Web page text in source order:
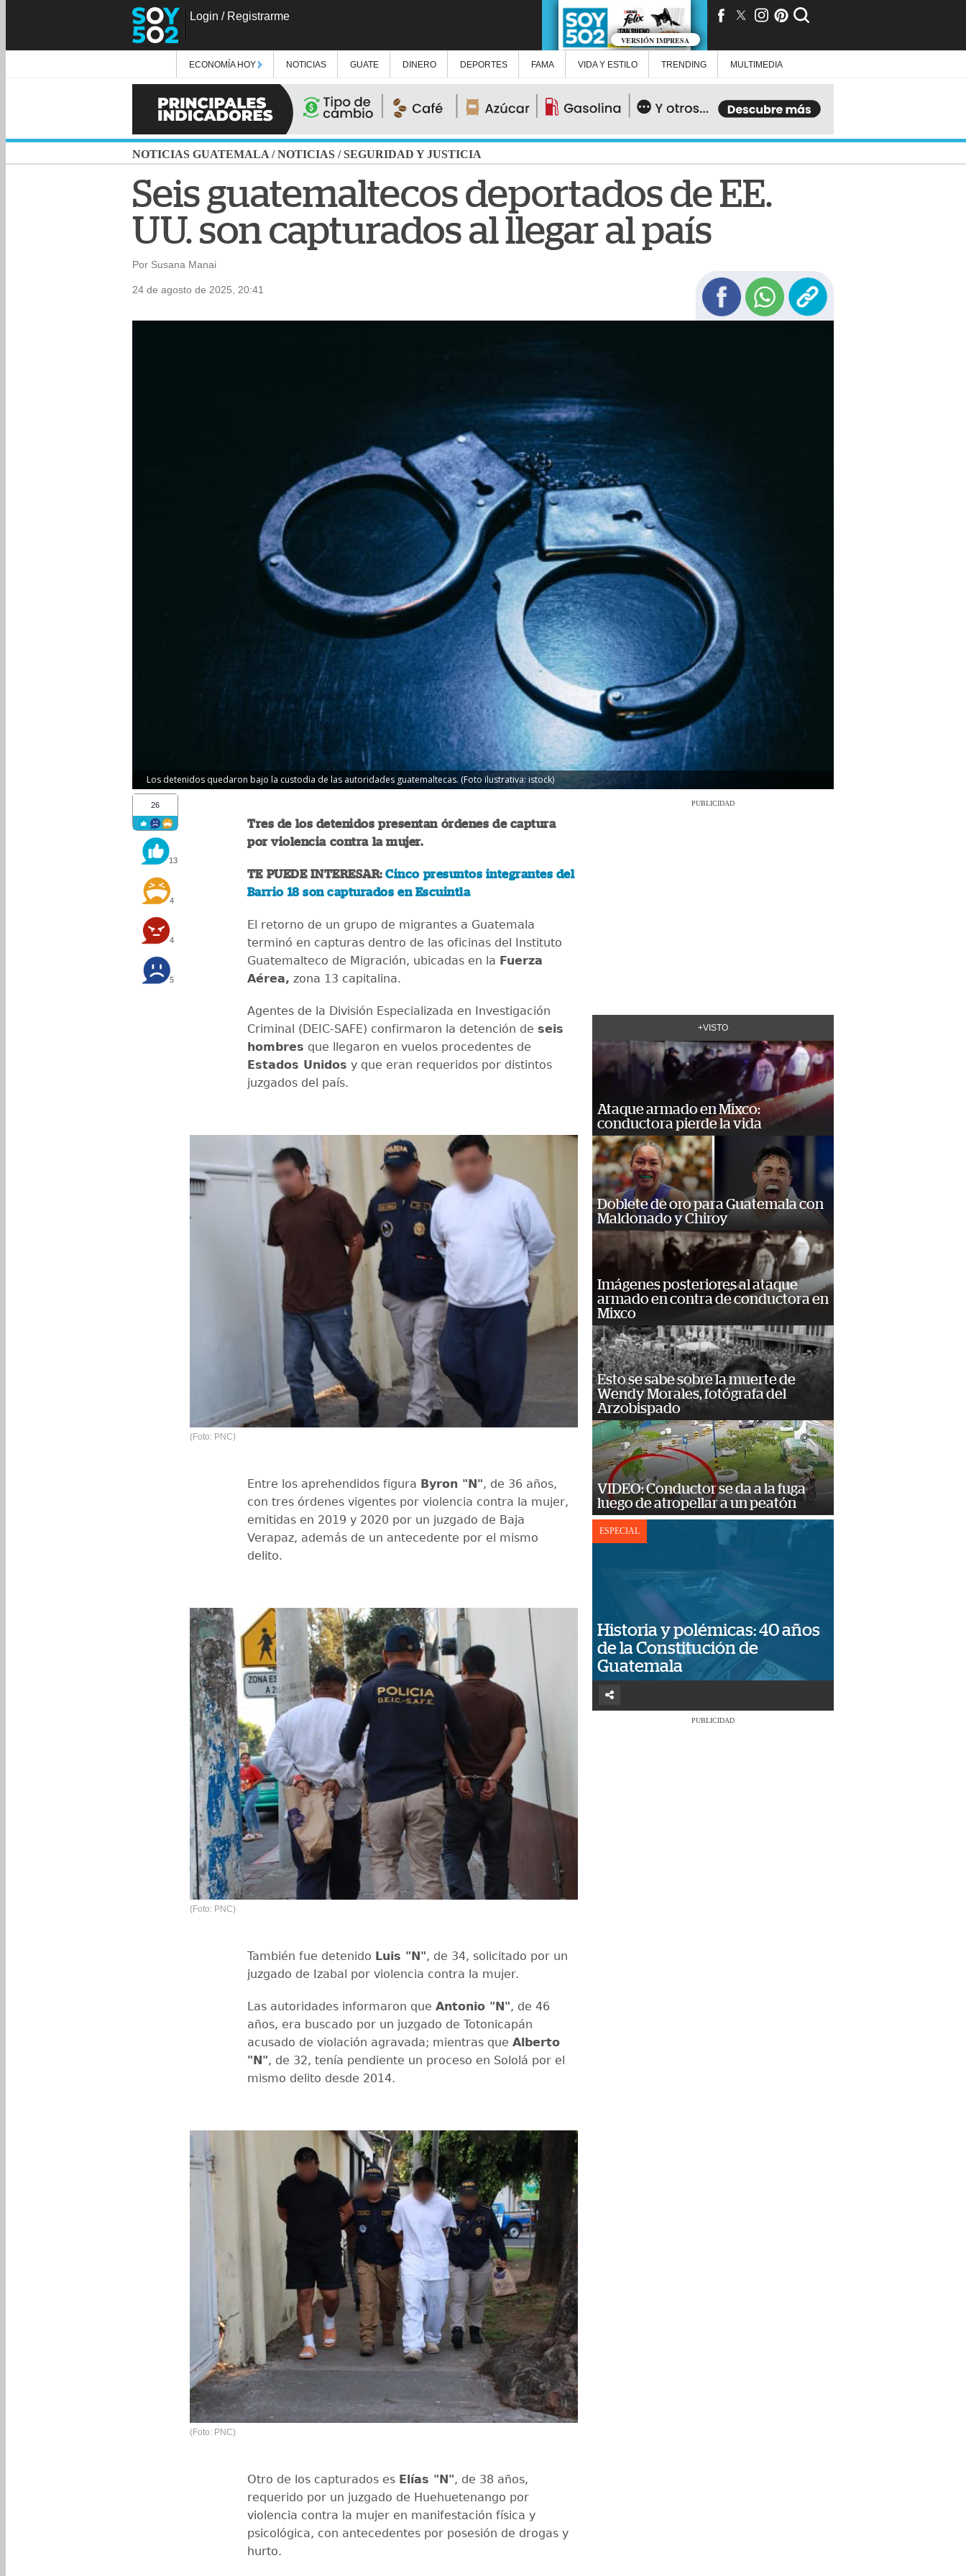
Login / Registrarme
VERSIÓN IMPRESA
ECONOMÍA HOY NOTICIAS GUATE DINERO DEPORTES FAMA VIDA Y ESTILO TRENDING MULTIMEDIA
NOTICIAS GUATEMALA /NOTICIAS /SEGURIDAD Y JUSTICIA
Seis guatemaltecos deportados de EE.
UU. son capturados al llegar al país
Por Susana Manai
24 de agosto de 2025, 20:41
Los detenidos quedaron bajo la custodia de las autoridades guatemaltecas. (Foto ilustrativa: istock)
26
13
4
4
5
Tres de los detenidos presentan órdenes de captura
por violencia contra la mujer.
TE PUEDE INTERESAR:Cinco presuntos integrantes del
Barrio 18 son capturados en Escuintla
El retorno de un grupo de migrantes a Guatemala
terminó en capturas dentro de las oficinas del Instituto
Guatemalteco de Migración, ubicadas en la Fuerza
Aérea, zona 13 capitalina.
Agentes de la División Especializada en Investigación
Criminal (DEIC-SAFE) confirmaron la detención de seis
hombres que llegaron en vuelos procedentes de
Estados Unidos y que eran requeridos por distintos
juzgados del país.
(Foto: PNC)
Entre los aprehendidos figura Byron "N", de 36 años,
con tres órdenes vigentes por violencia contra la mujer,
emitidas en 2019 y 2020 por un juzgado de Baja
Verapaz, además de un antecedente por el mismo
delito.
(Foto: PNC)
También fue detenido Luis "N", de 34, solicitado por un
juzgado de Izabal por violencia contra la mujer.
Las autoridades informaron que Antonio "N", de 46
años, era buscado por un juzgado de Totonicapán
acusado de violación agravada; mientras que Alberto
"N", de 32, tenía pendiente un proceso en Sololá por el
mismo delito desde 2014.
(Foto: PNC)
Otro de los capturados es Elías "N", de 38 años,
requerido por un juzgado de Huehuetenango por
violencia contra la mujer en manifestación física y
psicológica, con antecedentes por posesión de drogas y
hurto.
PUBLICIDAD
+VISTO
Ataque armado en Mixco:
conductora pierde la vida
Doblete de oro para Guatemala con
Maldonado y Chiroy
Imágenes posteriores al ataque
armado en contra de conductora en
Mixco
Esto se sabe sobre la muerte de
Wendy Morales, fotógrafa del
Arzobispado
VIDEO: Conductor se da a la fuga
luego de atropellar a un peatón
ESPECIAL
Historia y polémicas: 40 años
de la Constitución de
Guatemala
PUBLICIDAD